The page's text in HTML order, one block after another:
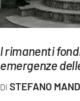
Streaming
LAC TV
LAC NETWORK
I rimanenti
emergenze
STEFANO